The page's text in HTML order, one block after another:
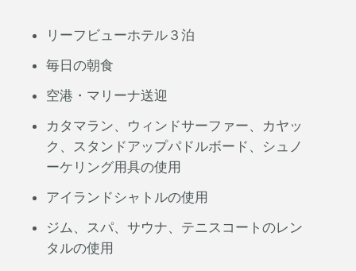
リーフビューホテル３泊
毎日の朝食
空港・マリーナ送迎
カタマラン、ウィンドサーファー、カヤッ
ク、スタンドアップパドルボード、シュノ
ーケリング用具の使用
アイランドシャトルの使用
ジム、スパ、サウナ、テニスコートのレン
タルの使用